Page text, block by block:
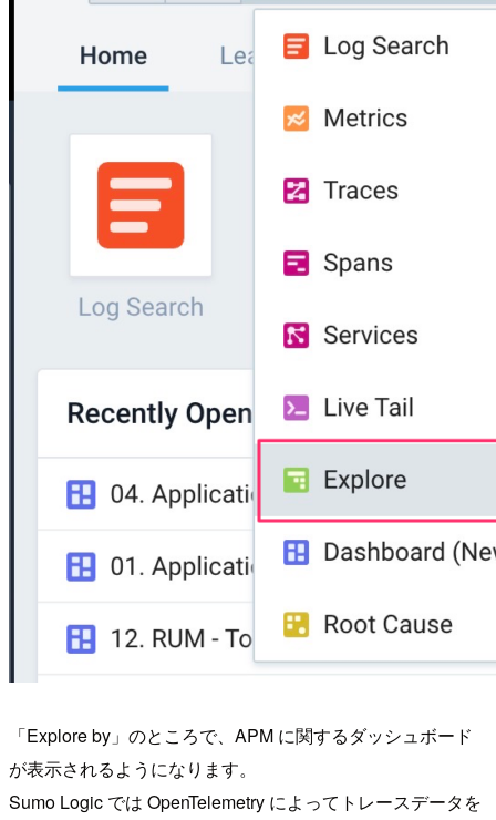
「Explore by」のところで、APM に関するダッシュボード
が表示されるようになります。
Sumo Logic では OpenTelemetry によってトレースデータを